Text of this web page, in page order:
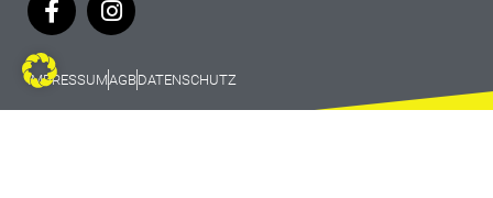
IMPRESSUMAGBDATENSCHUTZ